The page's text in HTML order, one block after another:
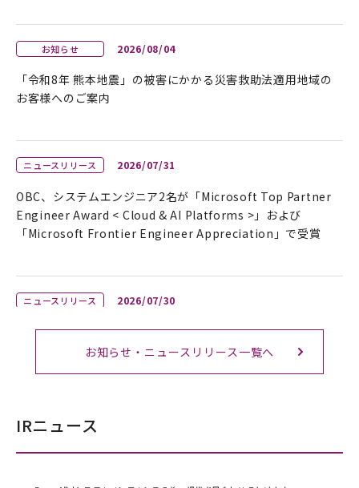
お知らせ 2026/08/04
「令和8年 熊本地震」の被害にかかる災害救助法適用地域の
お客様へのご案内
ニュースリリース 2026/07/31
OBC、システムエンジニア2名が「Microsoft Top Partner
Engineer Award < Cloud & AI Platforms >」および
「Microsoft Frontier Engineer Appreciation」で受賞
ニュースリリース 2026/07/30
OBC、今年も青森ねぶた祭で「勘定奉行前ねぶた」を運行！
2026年『夏季休業のお知らせ』
お知らせ・ニュースリリース一覧へ
IRニュース